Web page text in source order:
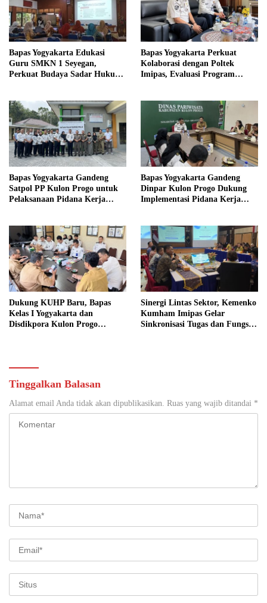
Bapas Yogyakarta Edukasi
Guru SMKN 1 Seyegan,
Perkuat Budaya Sadar Hukum
Bapas Yogyakarta Perkuat
Kolaborasi dengan Poltek
Imipas, Evaluasi Program
Bapas Yogyakarta Gandeng
Satpol PP Kulon Progo untuk
Pelaksanaan Pidana Kerja
Bapas Yogyakarta Gandeng
Dinpar Kulon Progo Dukung
Implementasi Pidana Kerja
Dukung KUHP Baru, Bapas
Kelas I Yogyakarta dan
Disdikpora Kulon Progo
Sinergi Lintas Sektor, Kemenko
Kumham Imipas Gelar
Sinkronisasi Tugas dan Fungsi
Tinggalkan Balasan
Alamat email Anda tidak akan dipublikasikan. Ruas yang wajib ditandai *